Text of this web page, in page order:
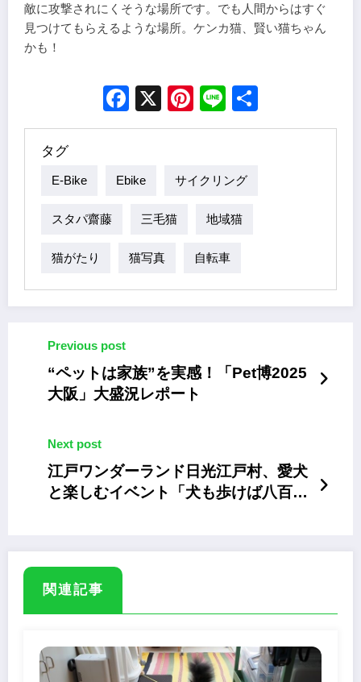
敵に攻撃されにくそうな場所です。でも人間からはすぐ
見つけてもらえるような場所。ケンカ猫、賢い猫ちゃん
かも！
Facebook
X Pinterest
Line
タグ
E-Bike Ebike サイクリング
スタパ齋藤 三毛猫 地域猫
猫がたり 猫写真 自転車
Previous post
“ペットは家族”を実感！「Pet博2025
大阪」大盛況レポート
Next post
江戸ワンダーランド日光江戸村、愛犬
と楽しむイベント「犬も歩けば八百八
関連記事